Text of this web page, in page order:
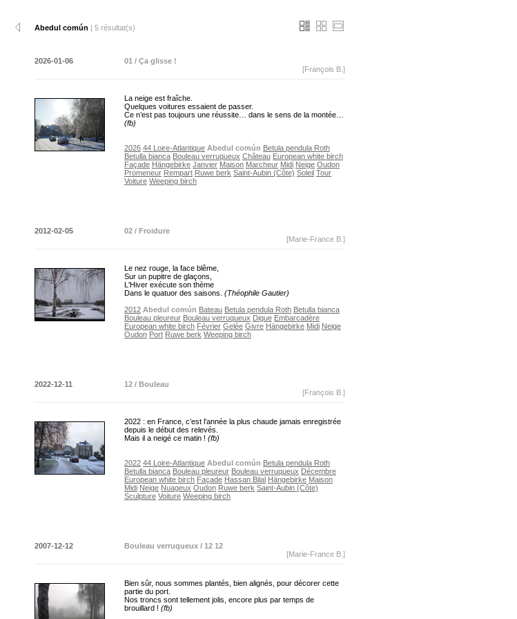
Abedul común | 5 résultat(s)
2026-01-06
01 / Ça glisse !
[François B.]
La neige est fraîche.
Quelques voitures essaient de passer.
Ce n’est pas toujours une réussite… dans le sens de la montée…
(fb)
2026 44 Loire-Atlantique Abedul común Betula pendula Roth
Betulla bianca Bouleau verruqueux Château European white birch
Façade Hängebirke Janvier Maison Marcheur Midi Neige Oudon
Promeneur Rempart Ruwe berk Saint-Aubin (Côte) Soleil Tour
Voiture Weeping birch
2012-02-05
02 / Froidure
[Marie-France B.]
Le nez rouge, la face blême,
Sur un pupitre de glaçons,
L'Hiver exécute son thème
Dans le quatuor des saisons. (Théophile Gautier)
2012 Abedul común Bateau Betula pendula Roth Betulla bianca
Bouleau pleureur Bouleau verruqueux Digue Embarcadère
European white birch Février Gelée Givre Hängebirke Midi Neige
Oudon Port Ruwe berk Weeping birch
2022-12-11
12 / Bouleau
[François B.]
2022 : en France, c’est l'année la plus chaude jamais enregistrée
depuis le début des relevés.
Mais il a neigé ce matin ! (fb)
2022 44 Loire-Atlantique Abedul común Betula pendula Roth
Betulla bianca Bouleau pleureur Bouleau verruqueux Décembre
European white birch Façade Hassan Bilal Hängebirke Maison
Midi Neige Nuageux Oudon Ruwe berk Saint-Aubin (Côte)
Sculpture Voiture Weeping birch
2007-12-12
Bouleau verruqueux / 12 12
[Marie-France B.]
Bien sûr, nous sommes plantés, bien alignés, pour décorer cette
partie du port.
Nos troncs sont tellement jolis, encore plus par temps de
brouillard ! (fb)